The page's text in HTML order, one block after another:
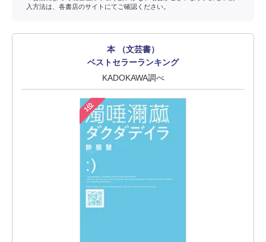
入方法は、各書店のサイトにてご確認ください。
本 （文芸書）
ベストセラーランキング
KADOKAWA調べ
1位